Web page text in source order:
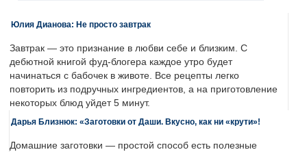
Юлия Дианова: Не просто завтрак
Завтрак — это признание в любви себе и близким. С
дебютной книгой фуд-блогера каждое утро будет
начинаться с бабочек в животе. Все рецепты легко
повторить из подручных ингредиентов, а на приготовление
некоторых блюд уйдет 5 минут.
Дарья Близнюк: «Заготовки от Даши. Вкусно, как ни «крути»!
Домашние заготовки — простой способ есть полезные